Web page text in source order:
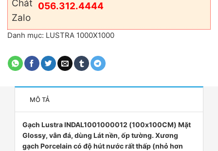
056.312.4444
Danh mục: LUSTRA 1000X1000
MÔ TẢ
Gạch Lustra INDAL1001000012 (100x100CM) Mặt
Glossy, vân đá, dùng Lát nền, ốp tường. Xương
gạch Porcelain có độ hút nước rất thấp (nhỏ hơn